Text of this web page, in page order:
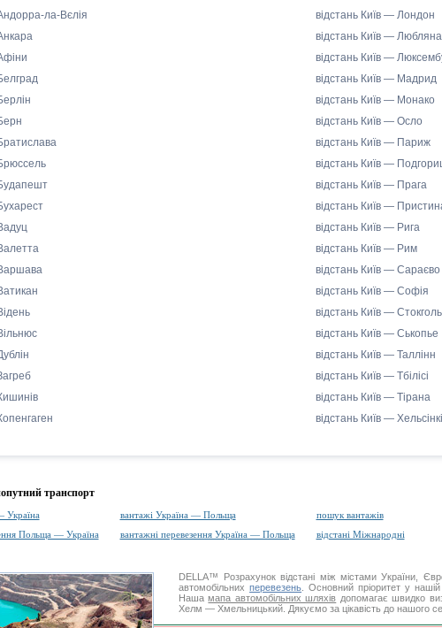
ла-Вєлія
відстань Київ — Лондон
відстань Київ — Любляна
відстань Київ —
відстань Київ — Мадрид
відстань Київ — Монако
відстань Київ — Осло
відстань Київ — Париж
відстань Київ —
відстань Київ — Прага
відстань Київ —
відстань Київ — Рига
відстань Київ — Рим
відстань Київ — Сараєво
відстань Київ — Софія
відстань Київ —
відстань Київ — Ськопье
відстань Київ — Таллінн
відстань Київ — Тбілісі
відстань Київ — Тірана
відстань Київ — Хельсінкі
транспорт
Україна вантажі Україна — Польща
пошук вантажів
Польща — Україна
вантажні перевезення Україна — Польща відстані Міжнародні
DELLA™ Розрахунок відстані між містами України,
автомобільнихперевезень . Основний пріоритет у нашій
Нашамапа автомобільних шляхів допомагає швидко
Хелм — Хмельницький. Дякуємо за цікавість до нашого